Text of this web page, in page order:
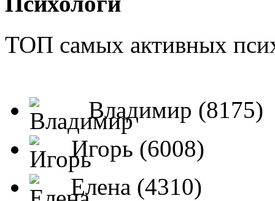
ТОП самых активных
Владимир (8175)
Игорь (6008)
Елена (4310)